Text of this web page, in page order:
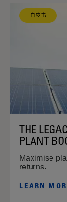
白皮书
THE
PLANT
Maximise
returns.
LEARN